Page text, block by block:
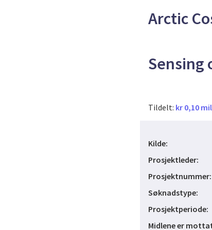
Arctic
Sensing
Tildelt: kr 0,10
Kilde:
Prosjektleder:
Prosjektnummer:
Søknadstype:
Prosjektperiode:
Midlene er